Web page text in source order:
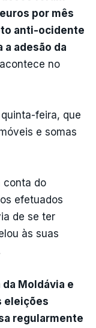
por mês
anti-ocidente
a adesão da
no
feira, que
e somas
conta do
efetuados
de se ter
às suas
Moldávia e
eleições
regularmente